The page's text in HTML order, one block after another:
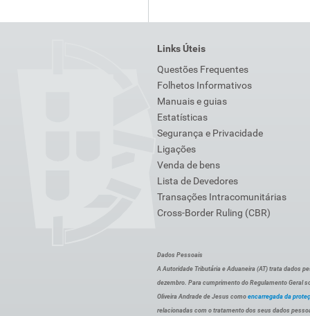
Links Úteis
Questões Frequentes
Folhetos Informativos
Manuais e guias
Estatísticas
Segurança e Privacidade
Ligações
Venda de bens
Lista de Devedores
Transações Intracomunitárias
Cross-Border Ruling (CBR)
Dados Pessoais
A Autoridade Tributária e Aduaneira (AT) trata dados
dezembro. Para cumprimento do Regulamento Geral
Oliveira Andrade de Jesus como encarregada da
relacionadas com o tratamento dos seus dados